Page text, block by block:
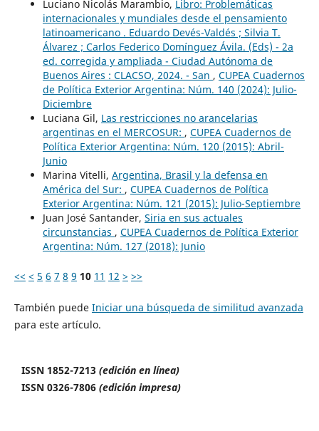
Luciano Nicolás Marambio, Libro: Problemáticas
internacionales y mundiales desde el pensamiento
latinoamericano . Eduardo Devés-Valdés ; Silvia T.
Álvarez ; Carlos Federico Domínguez Ávila. (Eds) - 2a
ed. corregida y ampliada - Ciudad Autónoma de
Buenos Aires : CLACSO, 2024. - San , CUPEA Cuadernos
de Política Exterior Argentina: Núm. 140 (2024): Julio-
Diciembre
Luciana Gil, Las restricciones no arancelarias
argentinas en el MERCOSUR: , CUPEA Cuadernos de
Política Exterior Argentina: Núm. 120 (2015): Abril-
Junio
Marina Vitelli, Argentina, Brasil y la defensa en
América del Sur: , CUPEA Cuadernos de Política
Exterior Argentina: Núm. 121 (2015): Julio-Septiembre
Juan José Santander, Siria en sus actuales
circunstancias , CUPEA Cuadernos de Política Exterior
Argentina: Núm. 127 (2018): Junio
<< < 5 6 7 8 9 10 11 12 > >>
También puede Iniciar una búsqueda de similitud avanzada
para este artículo.
ISSN 1852-7213 (edición en línea)
ISSN 0326-7806 (edición impresa)